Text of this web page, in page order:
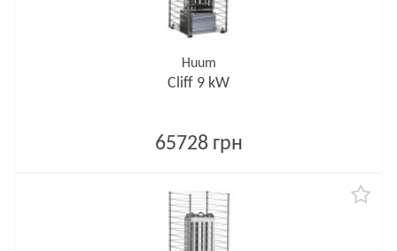
Huum
Cliff 9 kW
65728 грн